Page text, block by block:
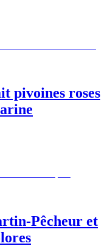
pivoines roses
Pêcheur et